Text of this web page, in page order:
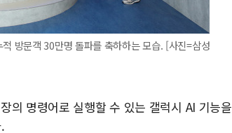
방문객 30만명 돌파를 축하하는 모습. [사진=삼성
의 명령어로 실행할 수 있는 갤럭시 AI 기능을